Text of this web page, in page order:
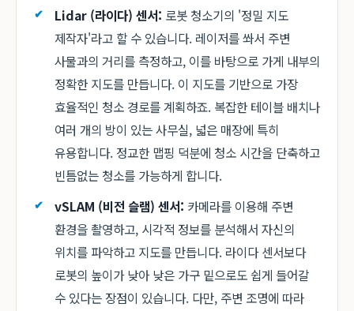
Lidar (라이다) 센서: 로봇 청소기의 '정밀 지도
제작자'라고 할 수 있습니다. 레이저를 쏴서 주변
사물과의 거리를 측정하고, 이를 바탕으로 가게 내부의
정확한 지도를 만듭니다. 이 지도를 기반으로 가장
효율적인 청소 경로를 계획하죠. 복잡한 테이블 배치나
여러 개의 방이 있는 사무실, 넓은 매장에 특히
유용합니다. 정교한 맵핑 덕분에 청소 시간을 단축하고
빈틈없는 청소를 가능하게 합니다.
vSLAM (비전 슬램) 센서: 카메라를 이용해 주변
환경을 촬영하고, 시각적 정보를 분석해서 자신의
위치를 파악하고 지도를 만듭니다. 라이다 센서보다
로봇의 높이가 낮아 낮은 가구 밑으로도 쉽게 들어갈
수 있다는 장점이 있습니다. 다만, 주변 조명에 따라